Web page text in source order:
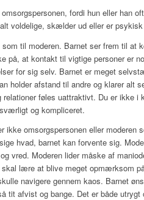
fordi hun eller han
voldelige, skælder ud eller er
til moderen. Barnet ser frem til at
på, at kontakt til vigtige personer er
for sig selv. Barnet er meget
holder afstand til andre og klarer alt
føles uattraktivt. Du er ikke i
og kompliceret.
ikke omsorgspersonen eller moderen
hvad, barnet kan forvente sig.
vred. Moderen lider måske af
lære at blive meget opmærksom
navigere gennem kaos. Barnet
tit afvist og bange. Det er både utrygt